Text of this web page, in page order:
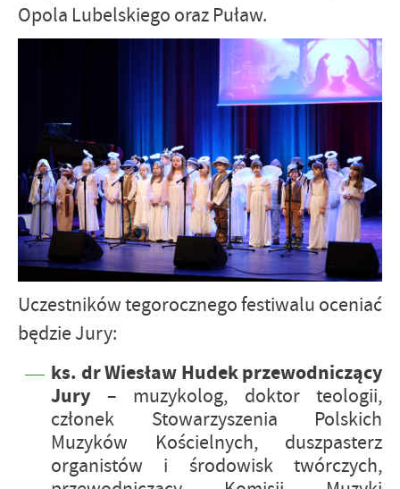
Opola Lubelskiego oraz Puław.
Uczestników tegorocznego festiwalu oceniać
będzie Jury:
ks. dr Wiesław Hudek przewodniczący
Jury – muzykolog, doktor teologii,
członek Stowarzyszenia Polskich
Muzyków Kościelnych, duszpasterz
organistów i środowisk twórczych,